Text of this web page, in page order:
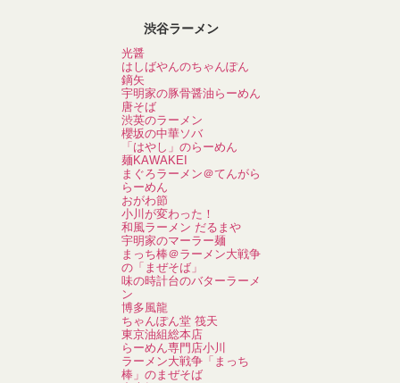
渋谷ラーメン
光醤
はしばやんのちゃんぽん
鏑矢
宇明家の豚骨醤油らーめん
唐そば
渋英のラーメン
櫻坂の中華ソバ
「はやし」のらーめん
麺KAWAKEI
まぐろラーメン＠てんがら
らーめん
おがわ節
小川が変わった！
和風ラーメン だるまや
宇明家のマーラー麺
まっち棒＠ラーメン大戦争
の「まぜそば」
味の時計台のバターラーメ
ン
博多風龍
ちゃんぽん堂 筏天
東京油組総本店
らーめん専門店小川
ラーメン大戦争「まっち
棒」のまぜそば